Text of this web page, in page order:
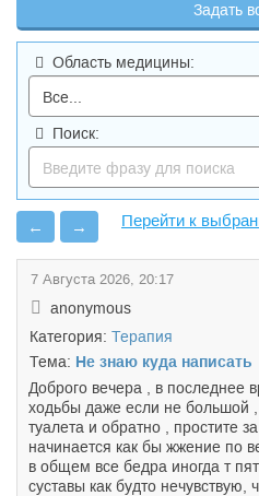
Задать
Область медицины:
Поиск:
← →
7 Августа 2026, 20:17
anonymous
Категория: Терапия
Тема: Не знаю куда написать
Доброго вечера , в последнее
ходьбы даже если не большой
туалета и обратно , простите
начинается как бы жжение по
в общем все бедра иногда т
суставы как будто нечувствую,